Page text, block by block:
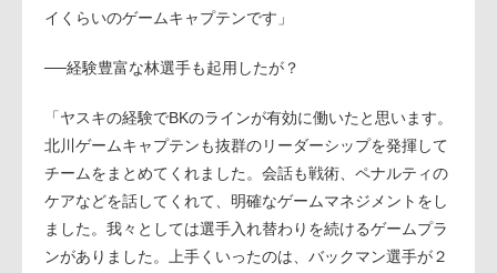
イくらいのゲームキャプテンです」
──経験豊富な林選手も起用したが？
「ヤスキの経験でBKのラインが有効に働いたと思います。
北川ゲームキャプテンも抜群のリーダーシップを発揮して
チームをまとめてくれました。会話も戦術、ペナルティの
ケアなどを話してくれて、明確なゲームマネジメントをし
ました。我々としては選手入れ替わりを続けるゲームプラ
ンがありました。上手くいったのは、バックマン選手が２